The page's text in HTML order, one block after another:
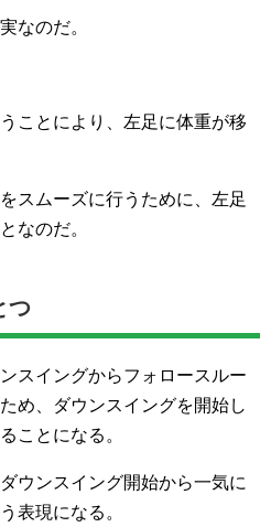
なのだ。
ことにより、左足に体重が移
スムーズに行うために、左足
なのだ。
つ
スイングからフォロースルー
め、ダウンスイングを開始し
ことになる。
ウンスイング開始から一気に
表現になる。